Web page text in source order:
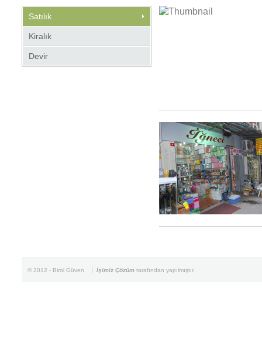
Satılık
Kiralık
Devir
© 2012 - Birol Güven İşimiz Çözüm tarafından yapılmıştır.